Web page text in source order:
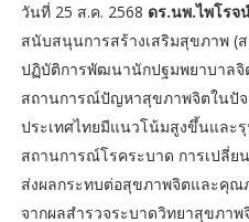
วันที่ 25 ส.ค. 2568 ดร.นพ.ไพโรจ
สนับสนุนการสร้างเสริมสุขภาพ (
ปฏิบัติการพัฒนานักปฐมพยาบาลจิ
สถานการณ์ปัญหาสุขภาพจิตในปั
ประเทศไทยมีแนวโน้มสูงขึ้นและ
สถานการณ์โรคระบาด การเปลี่
ส่งผลกระทบต่อสุขภาพจิตและคุณ
จากผลสำรวจระบาดวิทยาสุขภา